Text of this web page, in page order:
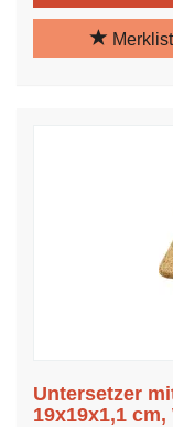
Untersetzer
19x19x1,1